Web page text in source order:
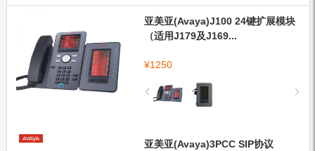
亚美亚(Avaya)J100 24键扩展模块
（适用J179及J169...
¥1250
亚美亚(Avaya)3PCC SIP协议